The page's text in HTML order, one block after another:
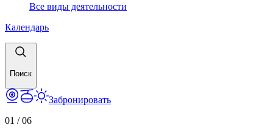
Все виды деятельности
Календарь
Поиск
Забронировать
01 /06